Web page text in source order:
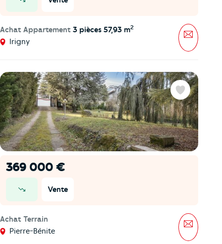
Achat Appartement 3 pièces 57,93 m2
Irigny
Message
369 000 €
Vente
Achat Terrain
Pierre-Bénite
Favoris
Message